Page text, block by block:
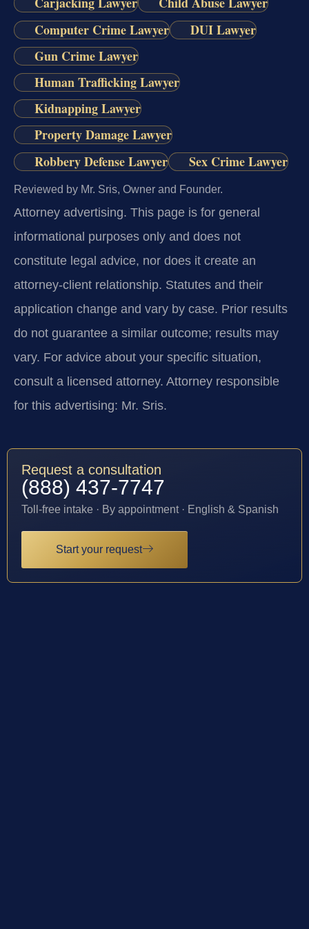
Computer Crime Lawyer
DUI Lawyer
Gun Crime Lawyer
Human Trafficking Lawyer
Kidnapping Lawyer
Property Damage Lawyer
Robbery Defense Lawyer
Sex Crime Lawyer
Reviewed by Mr. Sris, Owner and Founder.
Attorney advertising. This page is for general
informational purposes only and does not
constitute legal advice, nor does it create an
attorney-client relationship. Statutes and their
application change and vary by case. Prior results
do not guarantee a similar outcome; results may
vary. For advice about your specific situation,
consult a licensed attorney. Attorney responsible
for this advertising: Mr. Sris.
Request a consultation
(888) 437-7747
Toll-free intake · By appointment · English & Spanish
Start your request